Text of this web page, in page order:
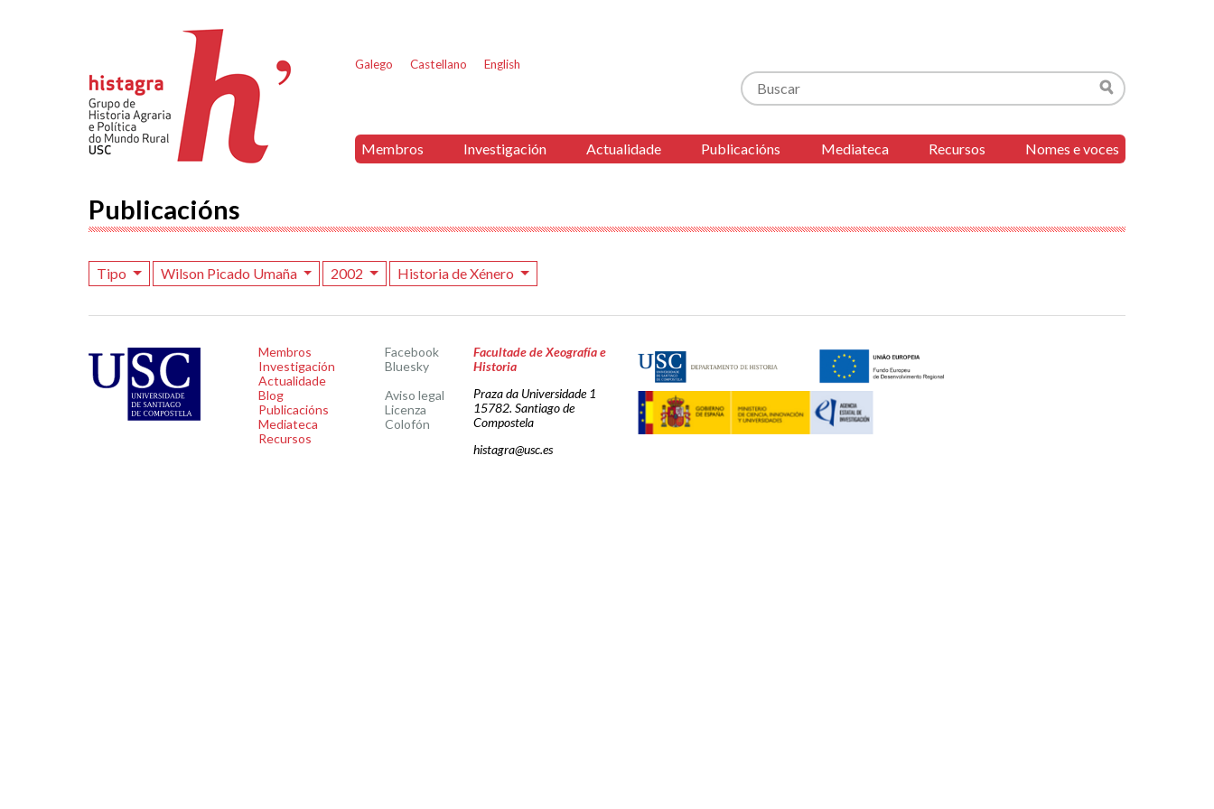
Galego Castellano English
Buscar
Buscar
Membros Investigación Actualidade Publicacións Mediateca Recursos Nomes e voces
Publicacións
Tipo Wilson Picado Umaña 2002 Historia de Xénero
Membros
Investigación
Actualidade
Blog
Publicacións
Mediateca
Recursos
Facebook
Bluesky
Aviso legal
Licenza
Colofón
Facultade de Xeografía e
Historia
Praza da Universidade 1
15782. Santiago de
Compostela
histagra@usc.es